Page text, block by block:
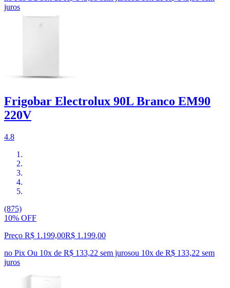
juros
Frigobar Electrolux 90L Branco EM90
220V
4.8
(875)
10% OFF
Preço R$ 1.199,00R$ 1.199,00
no Pix Ou 10x de R$ 133,22 sem jurosou 10x de R$ 133,22 sem
juros